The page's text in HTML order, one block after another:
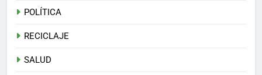
POLÍTICA
RECICLAJE
SALUD